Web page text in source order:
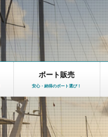
ボート販売
安心・納得のボート選び！